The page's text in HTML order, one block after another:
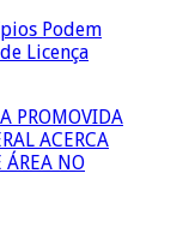
Podem
Licença
PROMOVIDA
ACERCA
ÁREA NO